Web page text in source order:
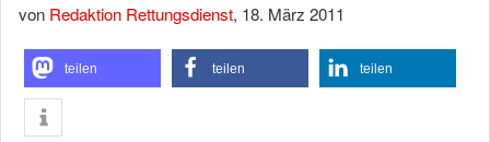
von Redaktion Rettungsdienst, 18. März 2011
teilen teilen teilen